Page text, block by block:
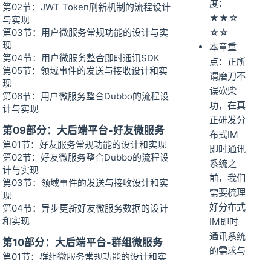
第02节：JWT Token刷新机制的流程设计
与实现
第03节：用户微服务常规功能的设计与实
现
第04节：用户微服务整合即时通讯SDK
第05节：领域事件的发送与接收设计和实
现
第06节：用户微服务整合Dubbo的流程设
计与实现
第09部分：大后端平台-好友微服务
第01节：好友服务常规功能的设计和实现
第02节：好友微服务整合Dubbo的流程设
计与实现
第03节：领域事件的发送与接收设计和实
现
第04节：异步更新好友微服务数据的设计
和实现
第10部分：大后端平台-群组微服务
第01节：群组微服务常规功能的设计和实
度：
★★☆
☆☆
本章重
点：正所
谓磨刀不
误砍柴
功，在真
正研发分
布式IM
即时通讯
系统之
前，我们
需要梳理
好分布式
IM即时
通讯系统
的需求与